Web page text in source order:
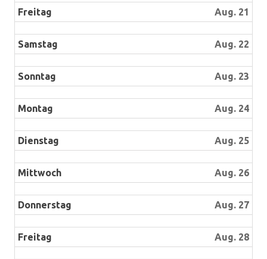
Freitag Aug. 21
Samstag Aug. 22
Sonntag Aug. 23
Montag Aug. 24
Dienstag Aug. 25
Mittwoch Aug. 26
Donnerstag Aug. 27
Freitag Aug. 28